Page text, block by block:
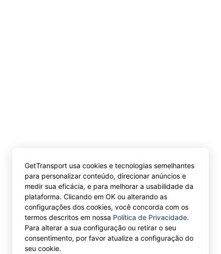
GetTransport usa cookies e tecnologias semelhantes
para personalizar conteúdo, direcionar anúncios e
medir sua eficácia, e para melhorar a usabilidade da
plataforma. Clicando em OK ou alterando as
configurações dos cookies, você concorda com os
termos descritos em nossa Política de Privacidade.
Para alterar a sua configuração ou retirar o seu
consentimento, por favor atualize a configuração do
seu cookie.